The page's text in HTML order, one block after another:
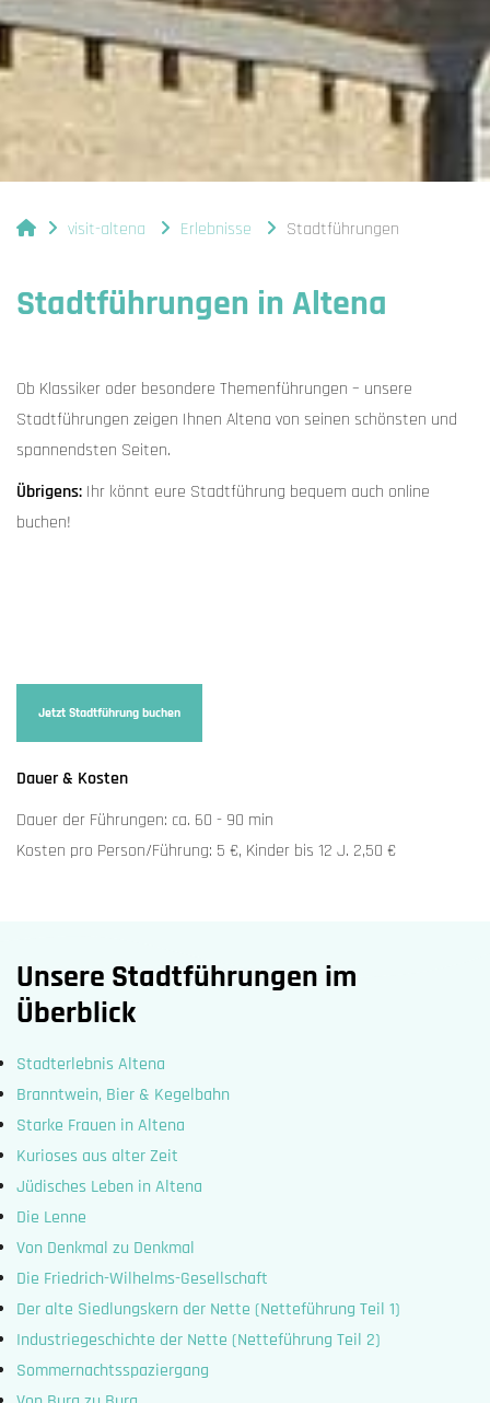
You are here:visit-altena Erlebnisse Stadtführungen
Stadtführungen in Altena
Ob Klassiker oder besondere Themenführungen – unsere
Stadtführungen zeigen Ihnen Altena von seinen schönsten und
spannendsten Seiten.
Übrigens: Ihr könnt eure Stadtführung bequem auch online
buchen!
Jetzt Stadtführung buchen
Dauer & Kosten
Dauer der Führungen: ca. 60 - 90 min
Kosten pro Person/Führung: 5 €, Kinder bis 12 J. 2,50 €
Unsere Stadtführungen im
Überblick
Stadterlebnis Altena
Branntwein, Bier & Kegelbahn
Starke Frauen in Altena
Kurioses aus alter Zeit
Jüdisches Leben in Altena
Die Lenne
Von Denkmal zu Denkmal
Die Friedrich-Wilhelms-Gesellschaft
Der alte Siedlungskern der Nette (Netteführung Teil 1)
Industriegeschichte der Nette (Netteführung Teil 2)
Sommernachtsspaziergang